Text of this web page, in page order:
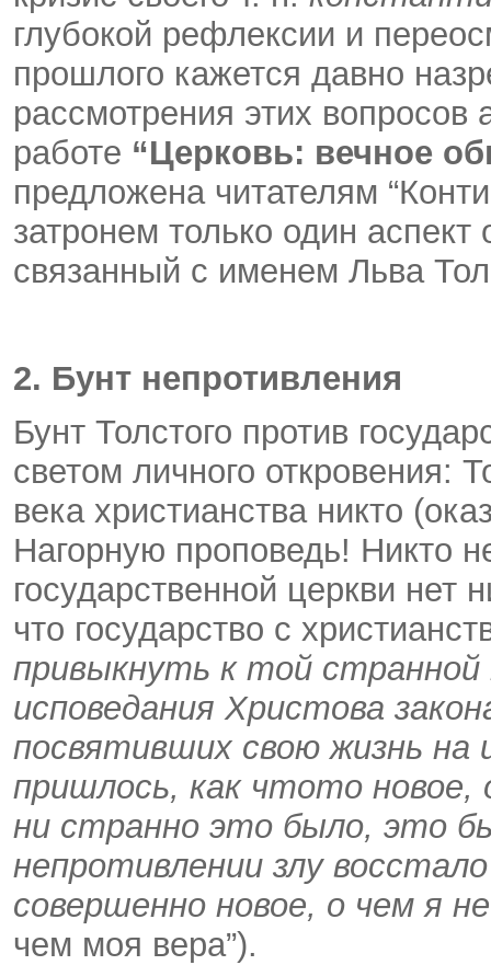
глубокой рефлексии и
прошлого кажется давно
рассмотрения этих вопросов
работе “Церковь: вечное
предложена читателям
затронем только один
связанный с именем Льва
2. Бунт непротивления
Бунт Толстого против
светом личного откровения:
века христианства никто
Нагорную проповедь! Никто
государственной церкви нет
что государство с
привыкнуть к той
исповедания Христова
посвятивших свою жизнь на
пришлось, как что­то
ни странно это было, это
непротивлении злу
совершенно новое, о чем я
чем моя вера”).